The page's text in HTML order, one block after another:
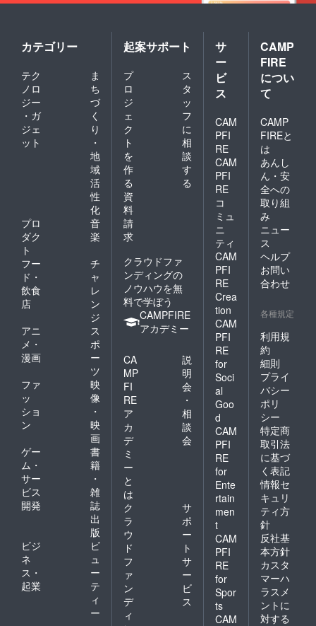
カテゴリー
テク
ノロ
ジー
・ガ
ジェ
ット
ま
ち
づ
く
り
・
地
域
活
性
化
プロ
ダク
ト
音
楽
フー
ド・
飲食
店
チ
ャ
レ
ン
ジ
アニ
メ・
漫画
ス
ポ
ー
ツ
ファ
ッ
ショ
ン
映
像
・
映
画
ゲー
ム・
サー
ビス
開発
書
籍
・
雑
誌
出
版
ビジ
ネ
ス・
起業
ビ
ュ
ー
テ
ィ
ー
起案サポート
プ
ロ
ジ
ェ
ク
ト
を
作
る
ス
タ
ッ
フ
に
相
談
す
る
資
料
請
求
クラウドファ
ンディングの
ノウハウを無
料で学ぼう
CAMPFIRE
アカデミー
CA
MP
FI
RE
ア
カ
デ
ミ
ー
と
は
説
明
会
・
相
談
会
ク
ラ
ウ
ド
フ
ァ
ン
デ
ィ
サ
ポ
ー
ト
サ
ー
ビ
ス
サ
ー
ビ
ス
CAM
PFI
RE
CAM
PFI
RE
コ
ミュ
ニ
ティ
CAM
PFI
RE
Crea
tion
CAM
PFI
RE
for
Soci
al
Goo
d
CAM
PFI
RE
for
Ente
rtain
men
t
CAM
PFI
RE
for
Spor
ts
CAM
CAMP
FIRE
につい
て
CAMP
FIREと
は
あんし
ん・安
全への
取り組
み
ニュー
ス
ヘルプ
お問い
合わせ
各種規定
利用規
約
細則
プライ
バシー
ポリ
シー
特定商
取引法
に基づ
く表記
情報セ
キュリ
ティ方
針
反社基
本方針
カスタ
マーハ
ラスメ
ントに
対する